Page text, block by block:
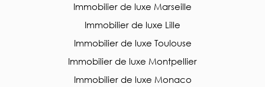
Immobilier de luxe Marseille
Immobilier de luxe Lille
Immobilier de luxe Toulouse
Immobilier de luxe Montpellier
Immobilier de luxe Monaco